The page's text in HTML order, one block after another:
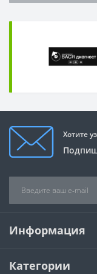
Хотите
Информация
Категории